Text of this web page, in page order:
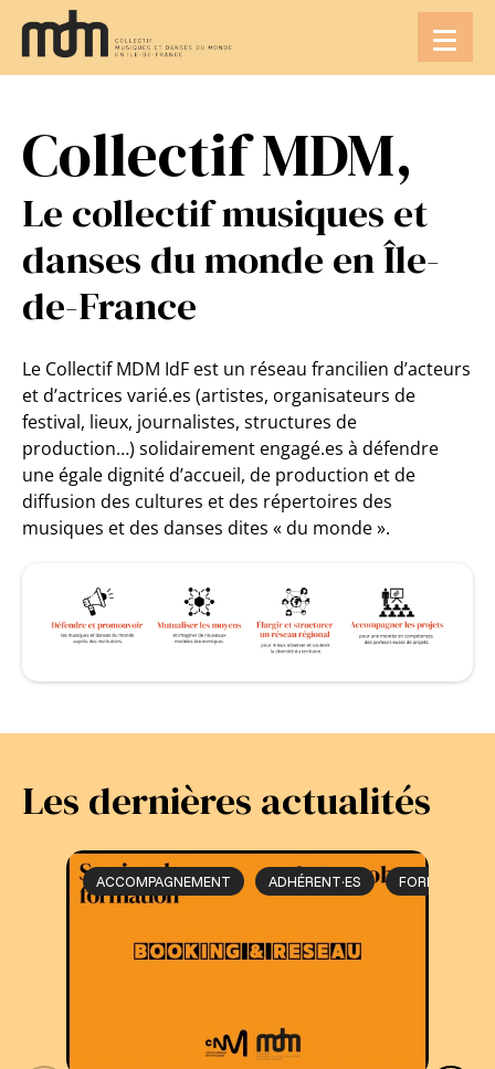
contenu
Collectif MDM,
Le collectif musiques et
danses du monde en Île-
de-France
Le Collectif MDM IdF est un réseau francilien d’acteurs
et d’actrices varié.es (artistes, organisateurs de
festival, lieux, journalistes, structures de
production…) solidairement engagé.es à défendre
une égale dignité d’accueil, de production et de
diffusion des cultures et des répertoires des
musiques et des danses dites « du monde ».
Les dernières actualités
ACCOMPAGNEMENT ADHÉRENT·ES FORMATION